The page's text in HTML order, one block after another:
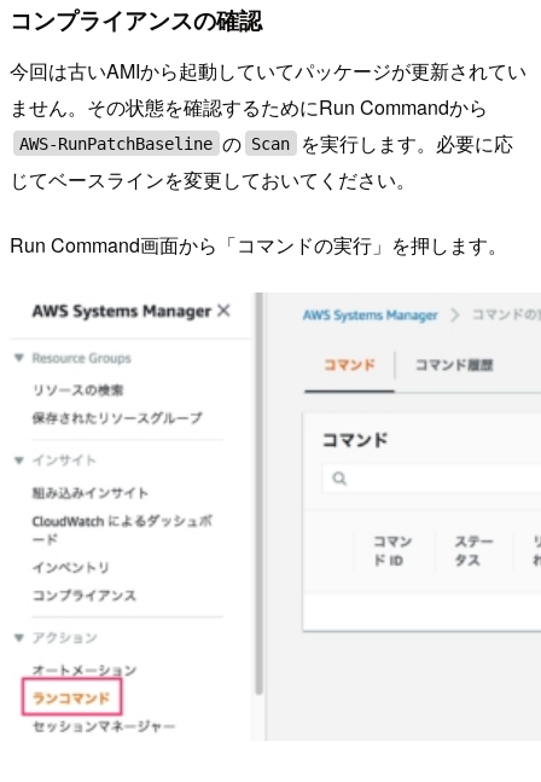
コンプライアンスの確認
今回は古いAMIから起動していてパッケージが更新されてい
ません。その状態を確認するためにRun Commandから
AWS-RunPatchBaseline の Scan
を実行します。必要に応
じてベースラインを変更しておいてください。
Run Command画面から「コマンドの実行」を押します。